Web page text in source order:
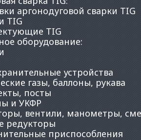
аргонодуговой сварки TIG
TIG
TIG
оборудование:
устройства
газы, баллоны, рукава
посты
и УКФР
вентили, манометры,
редукторы
приспособления